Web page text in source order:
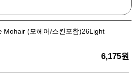
Mohair (모헤어/스킨포함)26Light
6,175원